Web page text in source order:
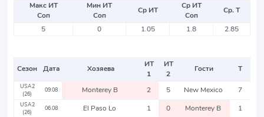
Макс ИТ
Соп
Мин ИТ
Соп
Ср ИТ
Ср ИТ
Соп
Ср. Т
5
0 1.05 1.8 2.85
Сезон Дата Хозяева
ИТ
1
ИТ
2
Гости Т
USA2
(26)
09.08 Monterey B 2 5 New Mexico 7
USA2
(26)
06.08 El Paso Lo 1 0 Monterey B 1